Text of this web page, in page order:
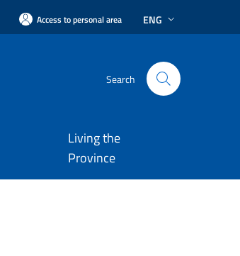
Access to personal area ENG
Search
Living the
Province